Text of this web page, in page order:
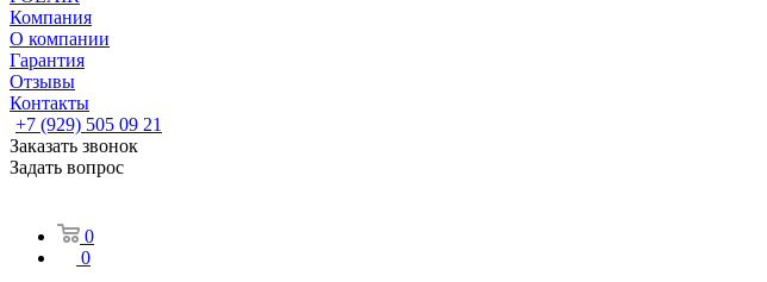
Компания
О компании
Гарантия
Отзывы
Контакты
+7 (929) 505 09 21
Заказать звонок
Задать вопрос
0
0